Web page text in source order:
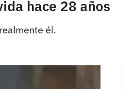
hace 28 años
él.